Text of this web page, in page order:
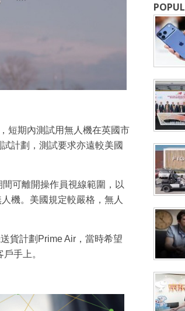
短期內測試用無人機在英國市
計劃，測試要求亦遠較美國
可離開操作員視線範圍，以
機。美國規定較嚴格，無人
貨計劃Prime Air，當時希望
手上。